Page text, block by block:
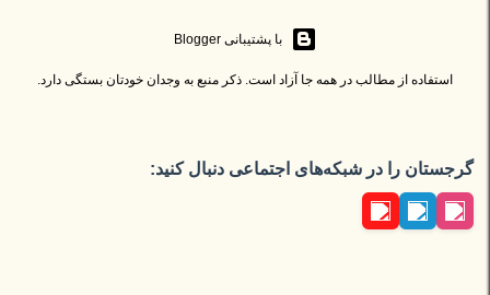
‏با پشتیبانی Blogger
استفاده از مطالب در همه جا آزاد است. ذکر منبع به وجدان خودتان بستگی دارد.
گرجستان را در شبکه‌های اجتماعی دنبال کنید: